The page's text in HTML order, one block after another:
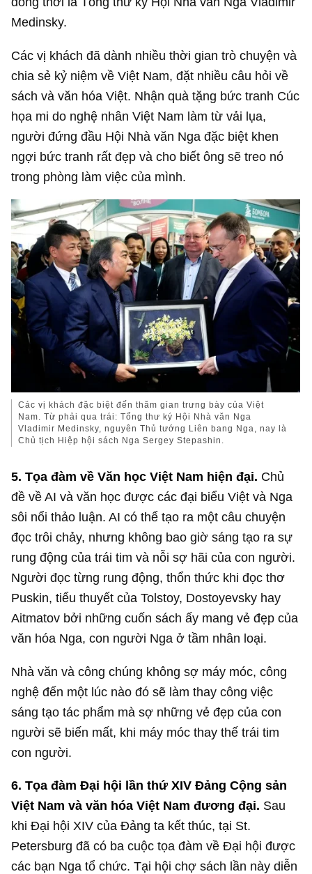
Medinsky.
Các vị khách đã dành nhiều thời gian trò chuyện và
chia sẻ kỷ niệm về Việt Nam, đặt nhiều câu hỏi về
sách và văn hóa Việt. Nhận quà tặng bức tranh Cúc
họa mi do nghệ nhân Việt Nam làm từ vải lụa,
người đứng đầu Hội Nhà văn Nga đặc biệt khen
ngợi bức tranh rất đẹp và cho biết ông sẽ treo nó
trong phòng làm việc của mình.
Các vị khách đặc biệt đến thăm gian trưng bày của Việt
Nam. Từ phải qua trái: Tổng thư ký Hội Nhà văn Nga
Vladimir Medinsky, nguyên Thủ tướng Liên bang Nga, nay là
Chủ tịch Hiệp hội sách Nga Sergey Stepashin.
5.Tọa đàm về Văn học Việt Nam hiện đại. Chủ
đề về AI và văn học được các đại biểu Việt và Nga
sôi nổi thảo luận. AI có thể tạo ra một câu chuyện
đọc trôi chảy, nhưng không bao giờ sáng tạo ra sự
rung động của trái tim và nỗi sợ hãi của con người.
Người đọc từng rung động, thổn thức khi đọc thơ
Puskin, tiểu thuyết của Tolstoy, Dostoyevsky hay
Aitmatov bởi những cuốn sách ấy mang vẻ đẹp của
văn hóa Nga, con người Nga ở tầm nhân loại.
Nhà văn và công chúng không sợ máy móc, công
nghệ đến một lúc nào đó sẽ làm thay công việc
sáng tạo tác phẩm mà sợ những vẻ đẹp của con
người sẽ biến mất, khi máy móc thay thế trái tim
con người.
6.Tọa đàm Đại hội lần thứ XIV Đảng Cộng sản
Việt Nam và văn hóa Việt Nam đương đại. Sau
khi Đại hội XIV của Đảng ta kết thúc, tại St.
Petersburg đã có ba cuộc tọa đàm về Đại hội được
các bạn Nga tổ chức. Tại hội chợ sách lần này diễn